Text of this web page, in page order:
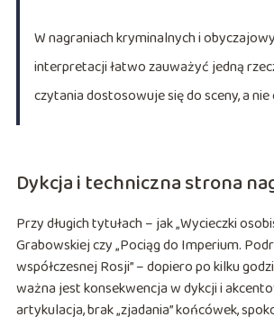
W nagraniach kryminalnych i
interpretacji łatwo zauważyć jedną
czytania dostosowuje się do sceny, a
Dykcja i techniczna strona
Przy długich tytułach – jak „Wycieczki
Grabowskiej czy „Pociąg do Imperium.
współczesnej Rosji” – dopiero po kilku
ważna jest konsekwencja w dykcji i
artykulacja, brak „zjadania” końcówek,